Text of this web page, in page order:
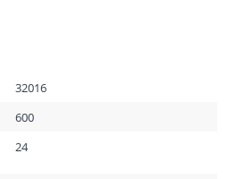
32016
600
24